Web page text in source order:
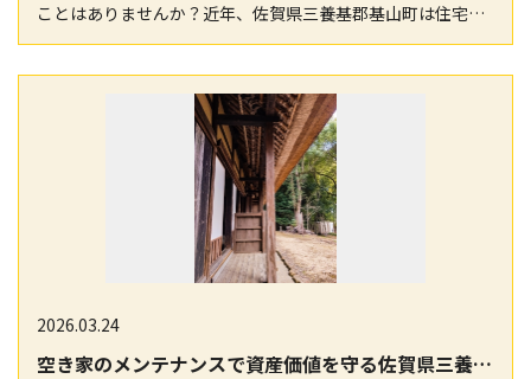
ことはありませんか？近年、佐賀県三養基郡基山町は住宅購
入ニーズの高まりとともに、不動産情報の多様化が進ん…
2026.03.24
空き家のメンテナンスで資産価値を守る佐賀県三養基郡みやき町活用術